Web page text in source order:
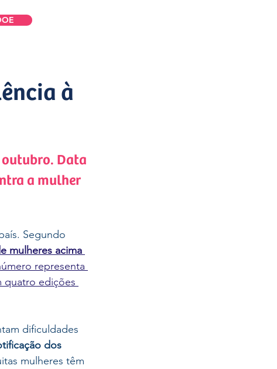
à
outubro. Data
a mulher
Segundo
mulheres acima
representa
quatro edições
dificuldades
dos
mulheres têm